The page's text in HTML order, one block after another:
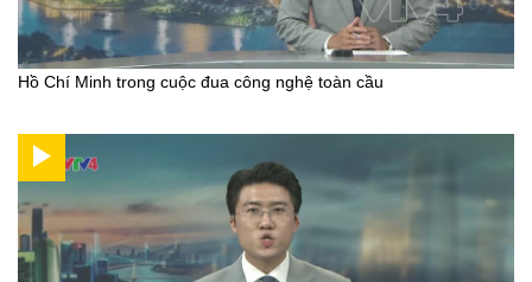
Hồ Chí Minh trong cuộc đua công nghệ toàn cầu